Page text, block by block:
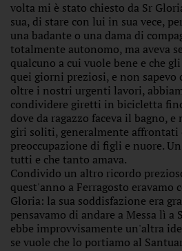
volta mi è stato chiesto da Sr
sua, di stare con lui in sua vece,
una badante o una dama di
totalmente autonomo, ma aveva
qualcuno a cui vuole bene e che
quei giorni preziosi, e non sapevo
oltre i nostri urgenti lavori,
condividere giretti in bicicletta
dove da ragazzo faceva il bagno,
giri soliti, generalmente affrontati
preoccupazione di figli e nuore.
tutti e che tanto amava.
Condivido un altro ricordo
quest'anno a Ferragosto eravamo
Gloria: la sua soddisfazione era
pensavamo di andare a Messa lì a
ebbe improvvisamente un'altra
se vuole che lo portiamo al